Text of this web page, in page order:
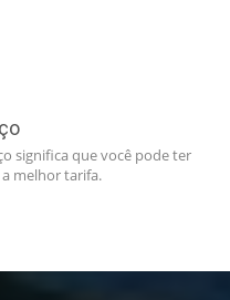
significa que você pode ter
melhor tarifa.